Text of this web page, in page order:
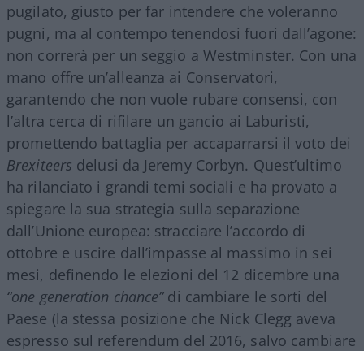
pugilato, giusto per far intendere che voleranno
pugni, ma al contempo tenendosi fuori dall’agone:
non correrà per un seggio a Westminster. Con una
mano offre un’alleanza ai Conservatori,
garantendo che non vuole rubare consensi, con
l’altra cerca di rifilare un gancio ai Laburisti,
promettendo battaglia per accaparrarsi il voto dei
Brexiteers delusi da Jeremy Corbyn. Quest’ultimo
ha rilanciato i grandi temi sociali e ha provato a
spiegare la sua strategia sulla separazione
dall’Unione europea: stracciare l’accordo di
ottobre e uscire dall’impasse al massimo in sei
mesi, definendo le elezioni del 12 dicembre una
“one generation chance”di cambiare le sorti del
Paese (la stessa posizione che Nick Clegg aveva
espresso sul referendum del 2016, salvo cambiare